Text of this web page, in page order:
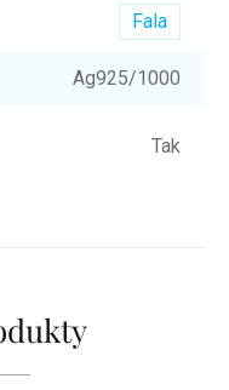
Fala
Ag925/1000
Tak